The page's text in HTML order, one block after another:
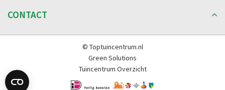
CONTACT
© Toptuincentrum.nl
Green Solutions
Tuincentrum Overzicht